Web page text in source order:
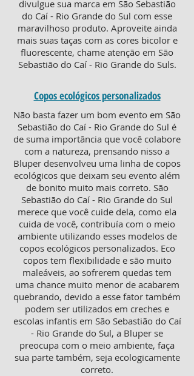
divulgue sua marca em São Sebastião
do Caí - Rio Grande do Sul com esse
maravilhoso produto. Aproveite ainda
mais suas taças com as cores bicolor e
fluorescente, chame atenção em São
Sebastião do Caí - Rio Grande do Suls.
Copos ecológicos personalizados
Não basta fazer um bom evento em São
Sebastião do Caí - Rio Grande do Sul é
de suma importância que você colabore
com a natureza, prensando nisso a
Bluper desenvolveu uma linha de copos
ecológicos que deixam seu evento além
de bonito muito mais correto. São
Sebastião do Caí - Rio Grande do Sul
merece que você cuide dela, como ela
cuida de você, contribuía com o meio
ambiente utilizando esses modelos de
copos ecológicos personalizados. Eco
copos tem flexibilidade e são muito
maleáveis, ao sofrerem quedas tem
uma chance muito menor de acabarem
quebrando, devido a esse fator também
podem ser utilizados em creches e
escolas infantis em São Sebastião do Caí
- Rio Grande do Sul, a Bluper se
preocupa com o meio ambiente, faça
sua parte também, seja ecologicamente
correto.